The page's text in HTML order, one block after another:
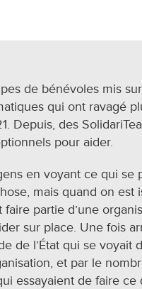
de bénévoles mis
qui ont ravagé
Depuis, des
pour aider.
en voyant ce qui se
mais quand on est
partie d’une
sur place. Une fois
de l’État qui se voyait
et par le
essayaient de faire ce